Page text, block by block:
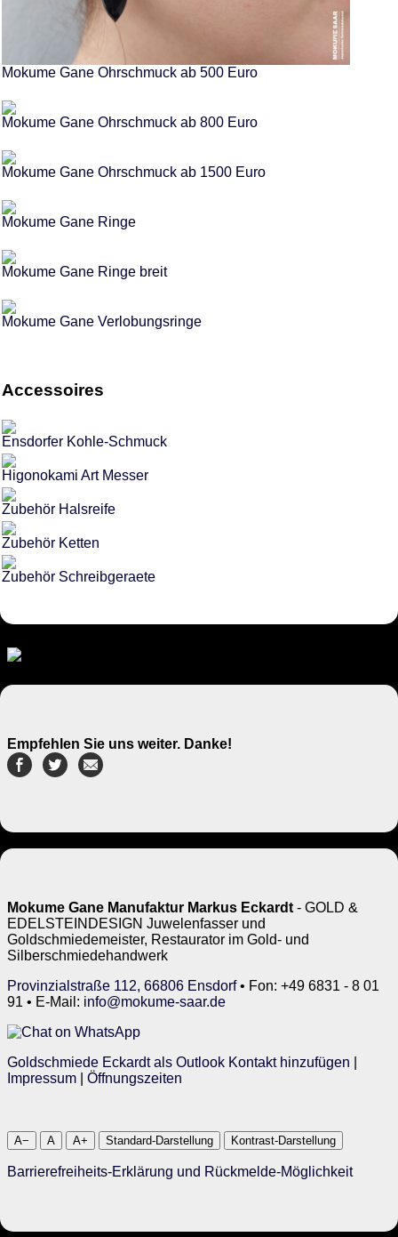
Mokume Gane Ohrschmuck ab 500 Euro
Mokume Gane Ohrschmuck ab 800 Euro
Mokume Gane Ohrschmuck ab 1500 Euro
Mokume Gane Ringe
Mokume Gane Ringe breit
Mokume Gane Verlobungsringe
Accessoires
Ensdorfer Kohle-Schmuck
Higonokami Art Messer
Zubehör Halsreife
Zubehör Ketten
Zubehör Schreibgeraete
Empfehlen Sie uns weiter. Danke!
Mokume Gane Manufaktur Markus Eckardt - GOLD &
EDELSTEINDESIGN Juwelenfasser und
Goldschmiedemeister, Restaurator im Gold- und
Silberschmiedehandwerk
Provinzialstraße 112, 66806 Ensdorf• Fon: +49 6831 - 8 01
91 • E-Mail: info@mokume-saar.de
Goldschmiede Eckardt als Outlook Kontakt hinzufügen
Impressum
Öffnungszeiten
A− A A+ Standard-Darstellung Kontrast-Darstellung
Barrierefreiheits-Erklärung und Rückmelde-Möglichkeit